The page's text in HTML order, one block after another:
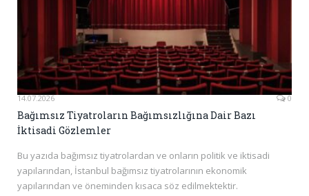
14.07.2026 0
Bağımsız Tiyatroların Bağımsızlığına Dair Bazı
İktisadi Gözlemler
Bu yazıda bağımsız tiyatrolardan ve onların politik ve iktisadi
yapılarından, İstanbul bağımsız tiyatrolarının ekonomik
yapılarından ve öneminden kısaca söz edilmektektir.